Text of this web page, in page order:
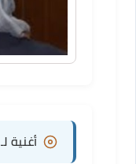
أغنية لـ